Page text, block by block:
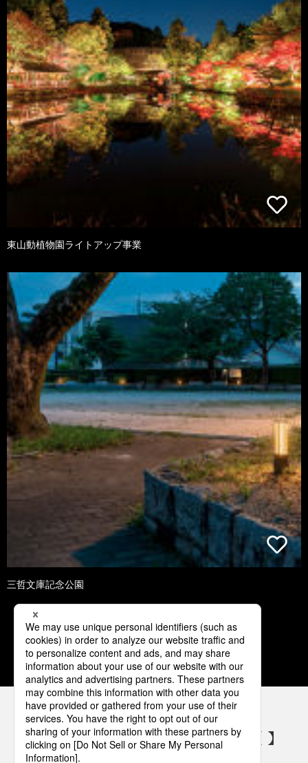
東山動植物園ライトアップ事業
三哲文庫記念公園
1 2 3 4 5
パナソニックの電気設備 SNSアカウント